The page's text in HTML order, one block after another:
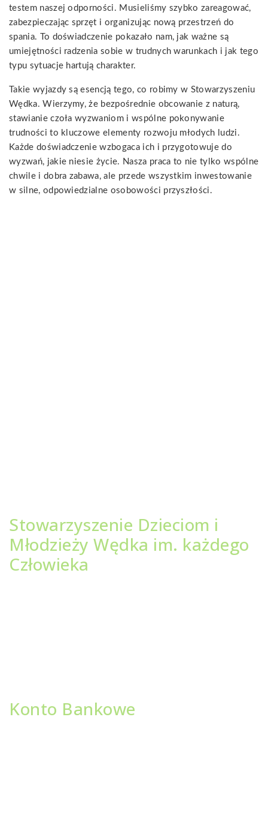
testem naszej odporności. Musieliśmy szybko zareagować,
zabezpieczając sprzęt i organizując nową przestrzeń do
spania. To doświadczenie pokazało nam, jak ważne są
umiejętności radzenia sobie w trudnych warunkach i jak tego
typu sytuacje hartują charakter.
Takie wyjazdy są esencją tego, co robimy w Stowarzyszeniu
Wędka. Wierzymy, że bezpośrednie obcowanie z naturą,
stawianie czoła wyzwaniom i wspólne pokonywanie
trudności to kluczowe elementy rozwoju młodych ludzi.
Każde doświadczenie wzbogaca ich i przygotowuje do
wyzwań, jakie niesie życie. Nasza praca to nie tylko wspólne
chwile i dobra zabawa, ale przede wszystkim inwestowanie
w silne, odpowiedzialne osobowości przyszłości.
Stowarzyszenie Dzieciom i
Młodzieży Wędka im. każdego
Człowieka
Konto Bankowe